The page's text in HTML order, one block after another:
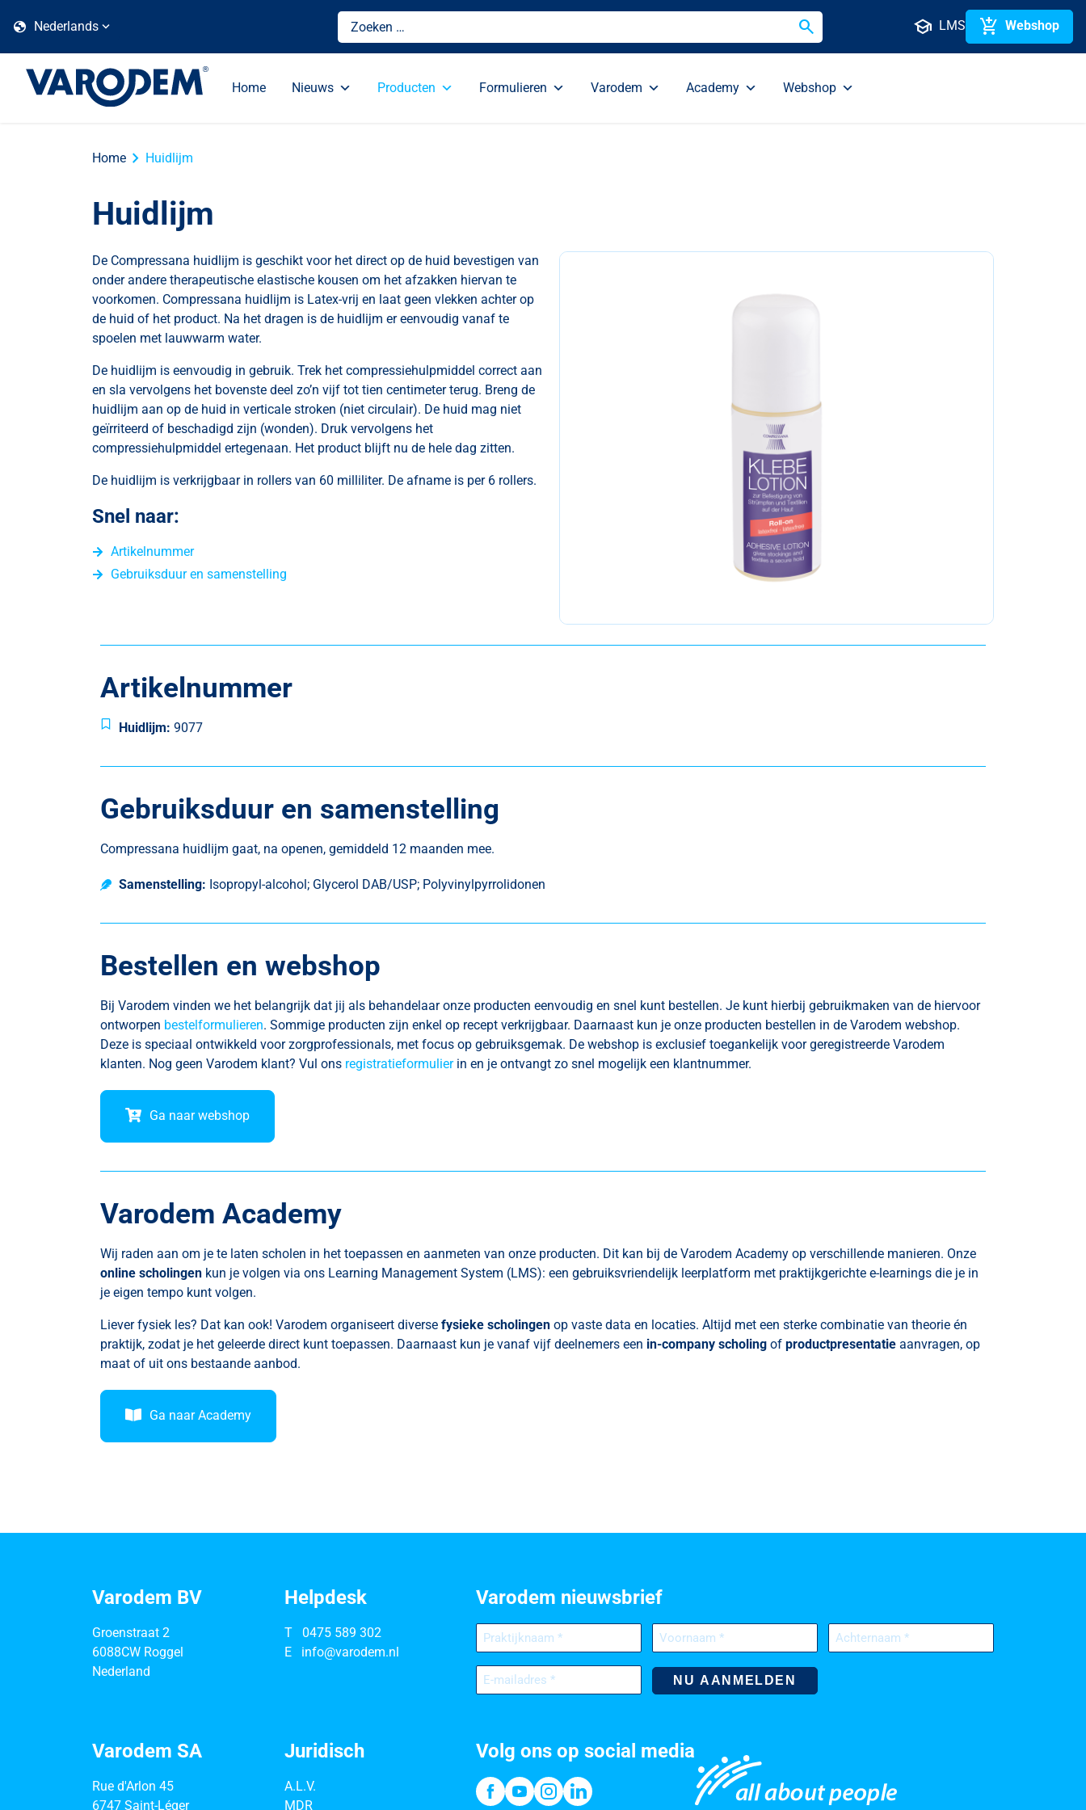
globe Nederlands search school LMS add_shopping_cart Webshop
Home Nieuws Producten Formulieren Varodem Academy Webshop
Home chevron_right Huidlijm
Huidlijm
De Compressana huidlijm is geschikt voor het direct op de huid bevestigen van
onder andere therapeutische elastische kousen om het afzakken hiervan te
voorkomen. Compressana huidlijm is Latex-vrij en laat geen vlekken achter op
de huid of het product. Na het dragen is de huidlijm er eenvoudig vanaf te
spoelen met lauwwarm water.
De huidlijm is eenvoudig in gebruik. Trek het compressiehulpmiddel correct aan
en sla vervolgens het bovenste deel zo’n vijf tot tien centimeter terug. Breng de
huidlijm aan op de huid in verticale stroken (niet circulair). De huid mag niet
geïrriteerd of beschadigd zijn (wonden). Druk vervolgens het
compressiehulpmiddel ertegenaan. Het product blijft nu de hele dag zitten.
De huidlijm is verkrijgbaar in rollers van 60 milliliter. De afname is per 6 rollers.
Snel naar:
Artikelnummer
Gebruiksduur en samenstelling
Artikelnummer
Huidlijm: 9077
Gebruiksduur en samenstelling
Compressana huidlijm gaat, na openen, gemiddeld 12 maanden mee.
Samenstelling: Isopropyl-alcohol; Glycerol DAB/USP; Polyvinylpyrrolidonen
Bestellen en webshop
Bij Varodem vinden we het belangrijk dat jij als behandelaar onze producten eenvoudig en snel kunt bestellen. Je kunt hierbij gebruikmaken van de hiervoor
ontworpen bestelformulieren. Sommige producten zijn enkel op recept verkrijgbaar. Daarnaast kun je onze producten bestellen in de Varodem webshop.
Deze is speciaal ontwikkeld voor zorgprofessionals, met focus op gebruiksgemak. De webshop is exclusief toegankelijk voor geregistreerde Varodem
klanten. Nog geen Varodem klant? Vul ons registratieformulierin en je ontvangt zo snel mogelijk een klantnummer.
Ga naar webshop
Varodem Academy
Wij raden aan om je te laten scholen in het toepassen en aanmeten van onze producten. Dit kan bij de Varodem Academy op verschillende manieren. Onze
online scholingen kun je volgen via ons Learning Management System (LMS): een gebruiksvriendelijk leerplatform met praktijkgerichte e-learnings die je in
je eigen tempo kunt volgen.
Liever fysiek les? Dat kan ook! Varodem organiseert diverse fysieke scholingen op vaste data en locaties. Altijd met een sterke combinatie van theorie én
praktijk, zodat je het geleerde direct kunt toepassen. Daarnaast kun je vanaf vijf deelnemers een in-company scholing of productpresentatie aanvragen, op
maat of uit ons bestaande aanbod.
Ga naar Academy
Varodem BV
Groenstraat 2
6088CW Roggel
Nederland
Varodem SA
Rue d'Arlon 45
6747 Saint-Léger
Helpdesk
T
0475 589 302
E
info@varodem.nl
Juridisch
A.L.V.
MDR
Varodem nieuwsbrief
Praktijknaam
(Vereist)
Voornaam Achternaam
E-
mailadres
Volg ons op social media